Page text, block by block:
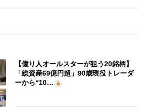
【億り人オールスターが狙う20銘柄】
「総資産69億円超」90歳現役トレーダ
ーから“10…